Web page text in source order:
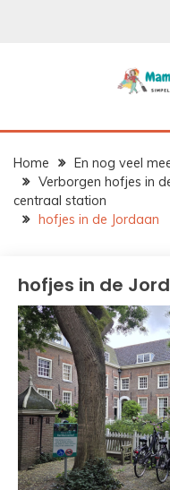
Home
En nog veel
Verborgen hofjes in
centraal station
hofjes in de Jordaan
hofjes in de